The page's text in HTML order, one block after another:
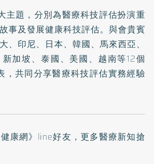
主題，分別為醫療科技評估扮演重
事及發展健康科技評估。與會貴賓
、印尼、日本、韓國、馬來西亞、
加坡、泰國、美國、越南等12個
，共同分享醫療科技評估實務經驗
健康網》line好友 ，更多醫療新知搶